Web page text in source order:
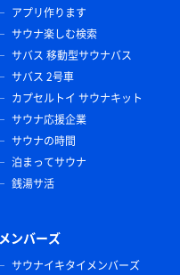
アプリ作ります
サウナ楽しむ検索
サバス 移動型サウナバス
サバス 2号車
カプセルトイ サウナキット
サウナ応援企業
サウナの時間
泊まってサウナ
銭湯サ活
メンバーズ
サウナイキタイメンバーズ